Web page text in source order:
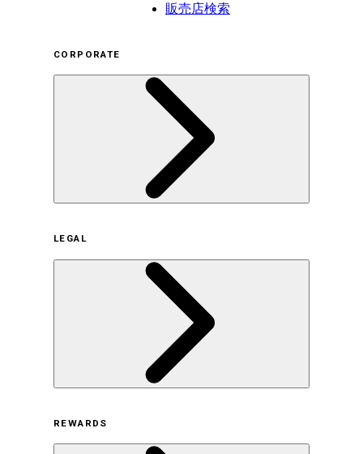
販売店検索
CORPORATE
サステナビリティの取り組み（日本）
サステナビリティの取り組み（米国/英語）
ヒストリー
採用情報
LEGAL
オンラインストア利用規約
REWARDS